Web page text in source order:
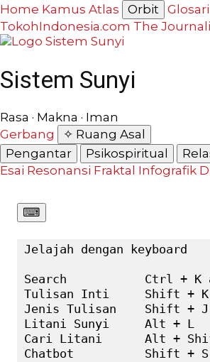
Home Kamus Atlas Orbit
TokohIndonesia.com The
Sistem Sunyi
Rasa · Makna · Iman
Gerbang
✧ Ruang Asal
Pengantar
Psikospiritual
Esai Resonansi Fraktal Infografik
⌨︎
Jelajah dengan keyboard
Search           Ctrl + K
Tulisan Inti     Shift + K
Jenis Tulisan    Shift + J
Litani Sunyi     Alt + L
Cari Litani      Alt +
Chatbot          Shift + S